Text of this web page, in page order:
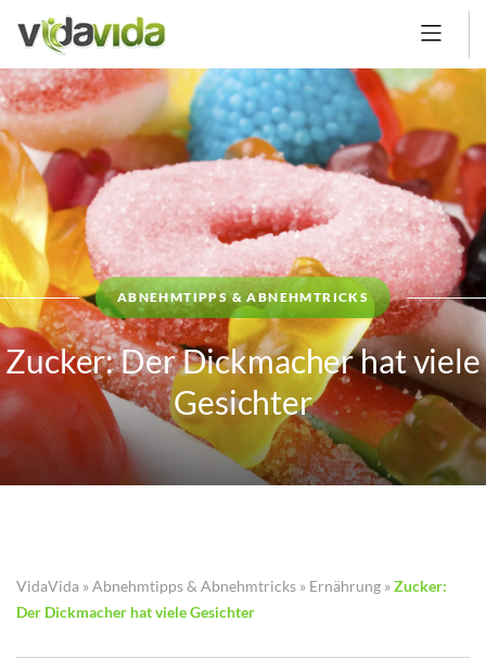
ABNEHMTIPPS & ABNEHMTRICKS
Zucker: Der Dickmacher hat viele
Gesichter
VidaVida »Abnehmtipps & Abnehmtricks » Ernährung »Zucker:
Der Dickmacher hat viele Gesichter